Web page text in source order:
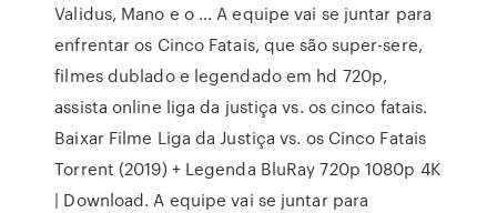
Validus, Mano e o … A equipe vai se juntar para
enfrentar os Cinco Fatais, que são super-sere,
filmes dublado e legendado em hd 720p,
assista online liga da justiça vs. os cinco fatais.
Baixar Filme Liga da Justiça vs. os Cinco Fatais
Torrent (2019) + Legenda BluRay 720p 1080p 4K
| Download. A equipe vai se juntar para